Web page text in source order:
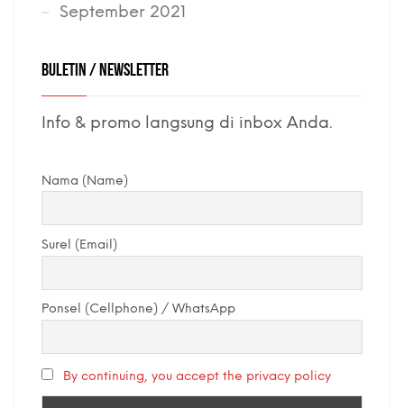
September 2021
BULETIN / NEWSLETTER
Info & promo langsung di inbox Anda.
Nama (Name)
Surel (Email)
Ponsel (Cellphone) / WhatsApp
By continuing, you accept the privacy policy